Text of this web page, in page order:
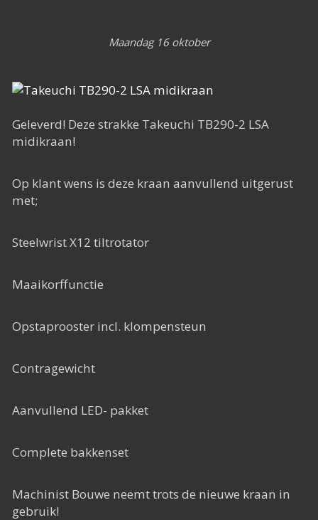
Het digitale tijdperk
Maandag 16 oktober
Geleverd! Deze strakke Takeuchi TB290-2 LSA
midikraan!
Op klant wens is deze kraan aanvullend uitgerust
met;
Steelwrist X12 tiltrotator
Maaikorffunctie
Opstaprooster incl. klompensteun
Contragewicht
Aanvullend LED- pakket
Complete bakkenset
Machinist Bouwe neemt trots de nieuwe kraan in
gebruik!